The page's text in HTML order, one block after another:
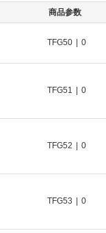
商品参数
TFG50 0
TFG51 0
TFG52 0
TFG53 0